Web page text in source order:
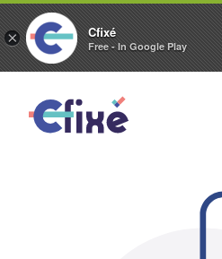
× Cfixé
Free - In Google Play